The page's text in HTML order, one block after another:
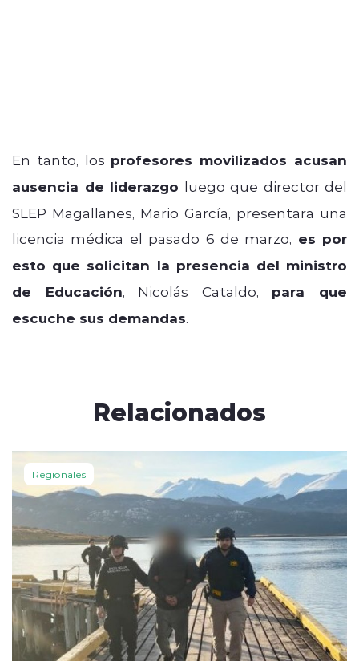
En tanto, los profesores movilizados acusan
ausencia de liderazgo luego que director del
SLEP Magallanes, Mario García, presentara una
licencia médica el pasado 6 de marzo, es por
esto que solicitan la presencia del ministro
de Educación, Nicolás Cataldo, para que
escuche sus demandas.
Relacionados
Regionales